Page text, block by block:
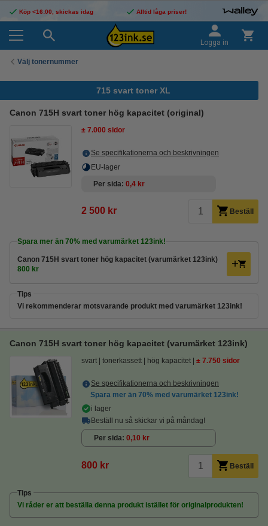
Köp <16:00, skickas idag Alltid låga priser!
Logga in
Välj tonernummer
715 svart toner XL
Canon 715H svart toner hög kapacitet (original)
± 7.000 sidor
Se specifikationerna och beskrivningen
EU-lager
Per sida 0,4 kr
2 500 kr Beställ
Spara mer än 70% med varumärket 123ink!
Canon 715H svart toner hög kapacitet (varumärket 123ink)
800 kr
Tips
Vi rekommenderar motsvarande produkt med varumärket 123ink!
Canon 715H svart toner hög kapacitet (varumärket 123ink)
svart tonerkassett hög kapacitet ± 7.750 sidor
Se specifikationerna och beskrivningen
Spara mer än 70% med varumärket 123ink!
i lager
Beställ nu så skickar vi på måndag!
Per sida 0,10 kr
800 kr Beställ
Tips
Vi råder er att beställa denna produkt istället för originalprodukten!